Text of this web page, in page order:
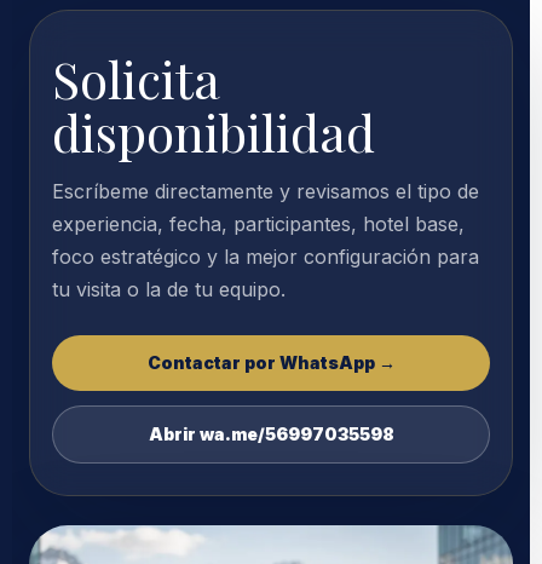
Solicita
disponibilidad
Escríbeme directamente y revisamos el tipo de
experiencia, fecha, participantes, hotel base,
foco estratégico y la mejor configuración para
tu visita o la de tu equipo.
Contactar por WhatsApp →
Abrir wa.me/56997035598